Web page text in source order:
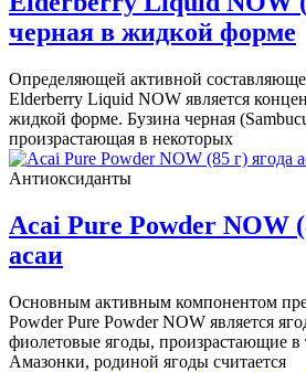
черная в жидкой форме
Определяющей активной
Elderberry Liquid NOW является
жидкой форме. Бузина черная
произрастающая в некоторых
Антиоксиданты
Acai Pure Powder NOW
асаи
Основным активным компонентом
Powder Pure Powder NOW является
фиолетовые ягоды, произрастающие в
Амазонки, родиной ягоды считается